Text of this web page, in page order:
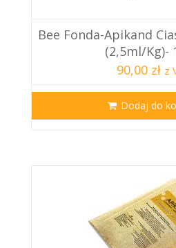
Bee Fonda-Apikand
(2,5ml/kg)-
90,00 zł z
Dodaj do